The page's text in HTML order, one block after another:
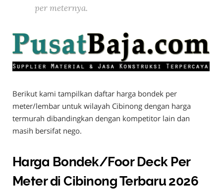
per meternya.
Berikut kami tampilkan daftar harga bondek per
meter/lembar untuk wilayah Cibinong dengan harga
termurah dibandingkan dengan kompetitor lain dan
masih bersifat nego.
Harga Bondek/Foor Deck Per
Meter di Cibinong Terbaru 2026